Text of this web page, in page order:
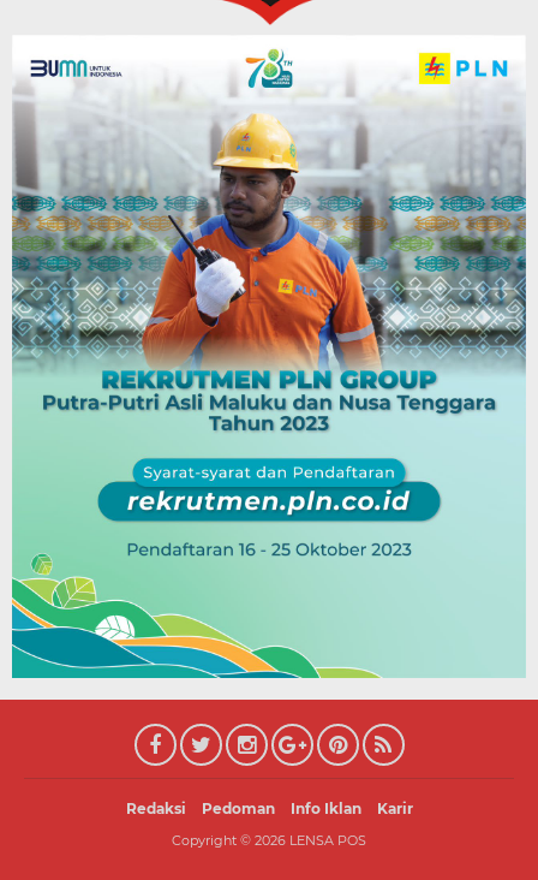
Redaksi Pedoman Info Iklan Karir
Copyright © 2026 LENSA POS